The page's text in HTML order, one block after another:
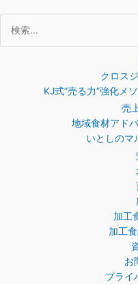
索
クロス
KJ式”売る力”強化メ
売
地域食材アド
いとしのマ
加工
加工
お
プライ